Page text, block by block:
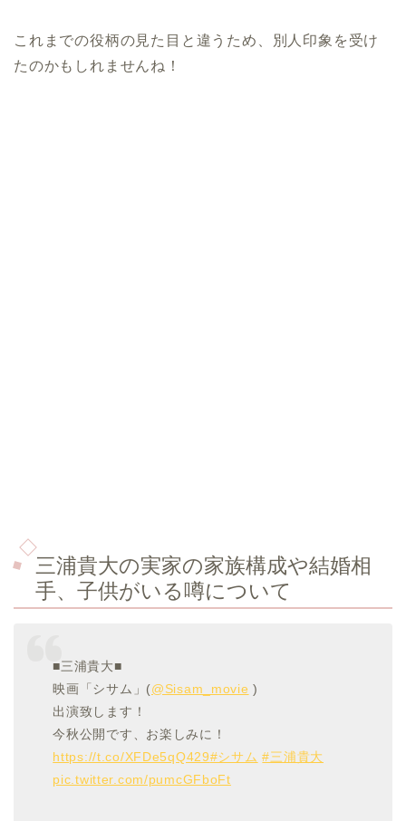
これまでの役柄の見た目と違うため、別人印象を受け
たのかもしれませんね！
三浦貴大の実家の家族構成や結婚相
手、子供がいる噂について
■三浦貴大■
映画「シサム」(@Sisam_movie )
出演致します！
今秋公開です、お楽しみに！
https://t.co/XFDe5qQ429#シサム #三浦貴大
pic.twitter.com/pumcGFboFt